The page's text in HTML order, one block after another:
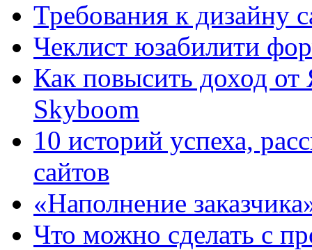
Требования к дизайну
Чеклист юзабилити
Как повысить доход
Skyboom
10 историй успеха,
сайтов
«Наполнение
Что можно сделать с